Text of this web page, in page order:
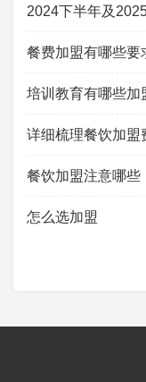
2024下半年及
餐费加盟有哪些要
培训教育有哪些加
详细梳理餐饮加盟
餐饮加盟注意哪些
怎么选加盟